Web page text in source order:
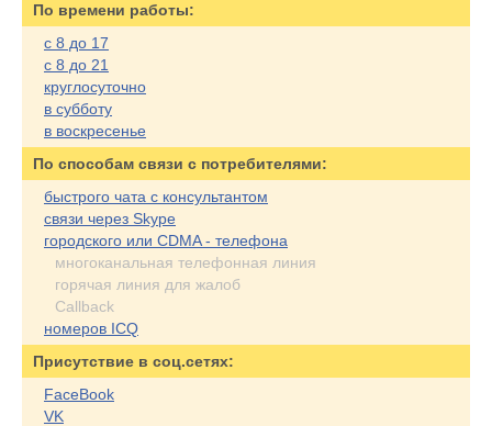
По времени работы:
с 8 до 17
с 8 до 21
круглосуточно
в субботу
в воскресенье
По cпособам связи с потребителями:
быстрого чата с консультантом
связи через Skype
городского или CDMA - телефона
многоканальная телефонная линия
горячая линия для жалоб
Callback
номеров ICQ
Присутствие в соц.сетях:
FaceBook
VK